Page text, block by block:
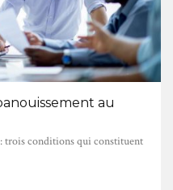
au
trois conditions qui constituent